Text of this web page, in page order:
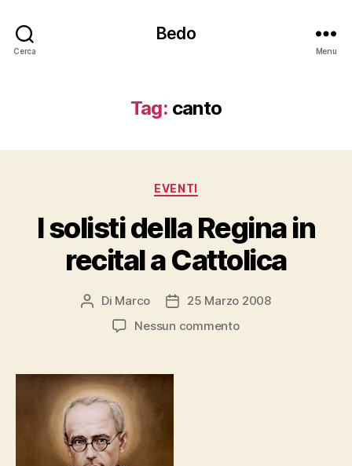
Cerca
Bedo
Menu
Tag: canto
Categorie
EVENTI
I solisti della Regina in
recital a Cattolica
Autore
articolo
Di Marco
Data25 Marzo 2008
Nessun commentosu